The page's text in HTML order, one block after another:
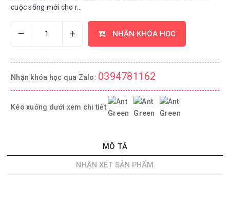
cuộc sống mới cho r...
– + NHẬN KHÓA HỌC
Nhận khóa học qua Zalo: 0394781162
Kéo xuống dưới xem chi tiết
MÔ TẢ
NHẬN XÉT SẢN PHẨM